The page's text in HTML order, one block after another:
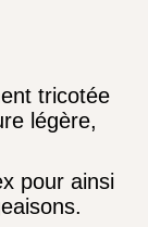
tricotée
légère,
pour ainsi